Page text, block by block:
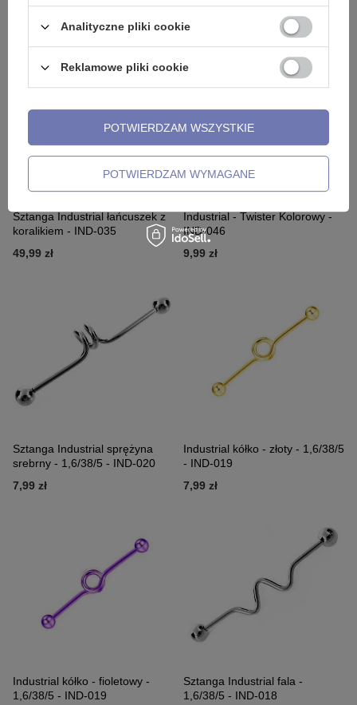
Sztanga Industrial łańcuszek z
koralikiem - IND-035
49,99 zł
Industrial - Twister Kolorowy -
IND-046
9,99 zł
Sztanga Industrial sprężyna
srebrny - 1,6/38/5 - IND-020
7,99 zł
Industrial kółko - złoty - 1,6/38/5
- IND-019
7,99 zł
Industrial kółko - fioletowy -
1,6/38/5 - IND-019
Sztanga Industrial fala -
1,6/38/5 - IND-018
Analityczne pliki cookie
Reklamowe pliki cookie
POTWIERDZAM WYMAGANE
POTWIERDZAM WSZYSTKIE